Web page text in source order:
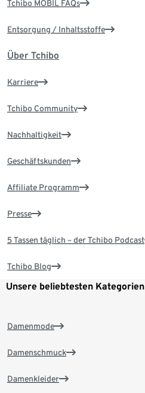
Tchibo MOBIL FAQs
Entsorgung / Inhaltsstoffe
Über Tchibo
Karriere
Tchibo Community
Nachhaltigkeit
Geschäftskunden
Affiliate Programm
Presse
5 Tassen täglich – der Tchibo Podcast
Tchibo Blog
Unsere beliebtesten Kategorien
Damenmode
Damenschmuck
Damenkleider